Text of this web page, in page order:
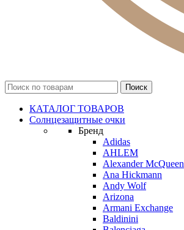
КАТАЛОГ ТОВАРОВ
Солнцезащитные очки
Бренд
Adidas
AHLEM
Alexander McQueen
Ana Hickmann
Andy Wolf
Arizona
Armani Exchange
Baldinini